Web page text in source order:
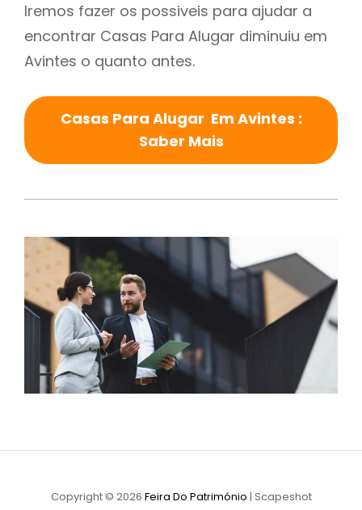
Iremos fazer os possiveis para ajudar a
encontrar Casas Para Alugar diminuiu em
Avintes o quanto antes.
Casas Para Alugar Em Avintes :
Saber Mais
Copyright © 2026 Feira Do Património | Scapeshot